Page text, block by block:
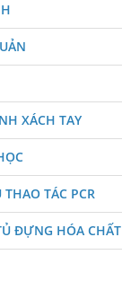
XÁCH TAY
TÁC PCR
ĐỰNG HÓA CHẤT